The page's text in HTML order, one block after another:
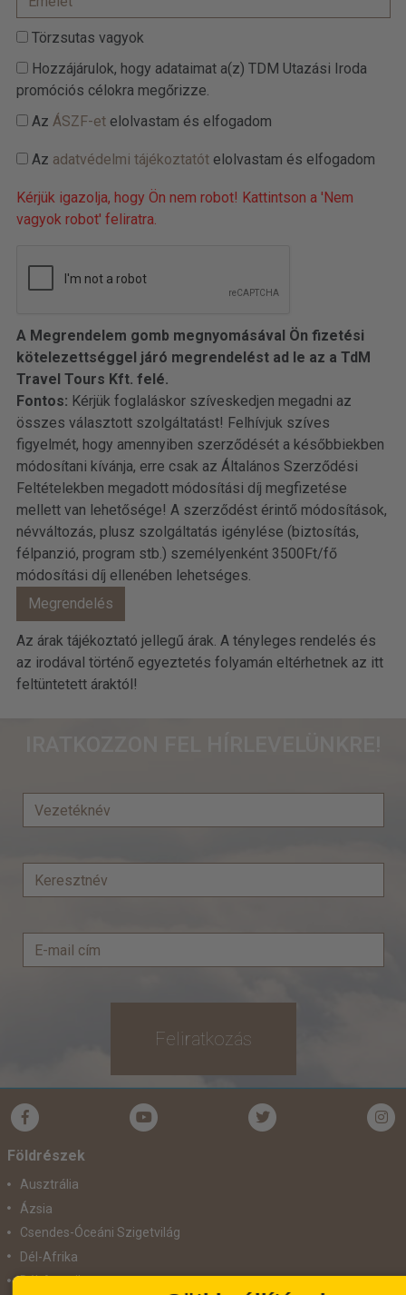
Törzsutas vagyok
Hozzájárulok, hogy adataimat a(z) TDM Utazási Iroda
promóciós célokra megőrizze.
Az ÁSZF-etelolvastam és elfogadom
Az adatvédelmi tájékoztatótelolvastam és elfogadom
Kérjük igazolja, hogy Ön nem robot! Kattintson a 'Nem
vagyok robot' feliratra.
A Megrendelem gomb megnyomásával Ön fizetési
kötelezettséggel járó megrendelést ad le az a TdM
Travel Tours Kft. felé.
Fontos: Kérjük foglaláskor szíveskedjen megadni az
összes választott szolgáltatást! Felhívjuk szíves
figyelmét, hogy amennyiben szerződését a későbbiekben
módosítani kívánja, erre csak az Általános Szerződési
Feltételekben megadott módosítási díj megfizetése
mellett van lehetősége! A szerződést érintő módosítások,
névváltozás, plusz szolgáltatás igénylése (biztosítás,
félpanzió, program stb.) személyenként 3500Ft/fő
módosítási díj ellenében lehetséges.
Az árak tájékoztató jellegű árak. A tényleges rendelés és
az irodával történő egyeztetés folyamán eltérhetnek az itt
feltüntetett áraktól!
Feliratkozás
Földrészek
Ausztrália
Ázsia
Csendes-Óceáni Szigetvilág
Dél-Afrika
Dél-Amerika